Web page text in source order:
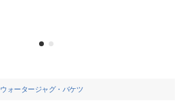
ウォータージャグ・バケツ